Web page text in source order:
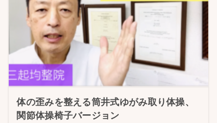
体の歪みを整える筒井式ゆがみ取り体操、
関節体操椅子バージョン